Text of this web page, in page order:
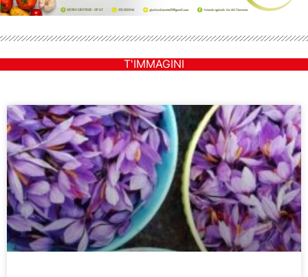
T'IMMAGINI